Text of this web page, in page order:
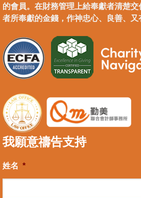
的會員。在財務管理上給奉獻者清楚
者所奉獻的金錢，作神忠心、良善、又
我願意禱告支持
姓名 *